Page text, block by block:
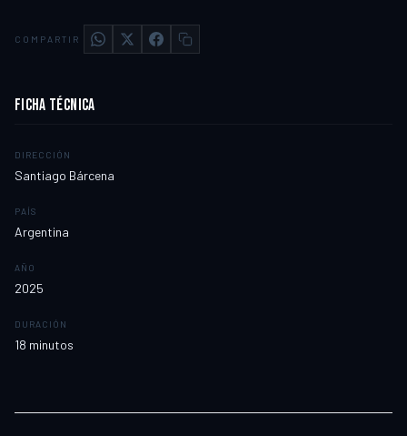
COMPARTIR
FICHA TÉCNICA
DIRECCIÓN
Santiago Bárcena
PAÍS
Argentina
AÑO
2025
DURACIÓN
18 minutos